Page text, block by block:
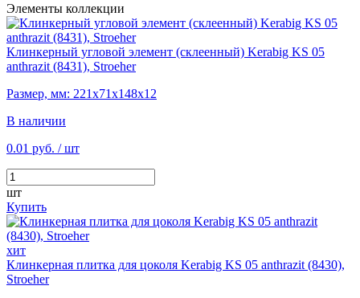
Элементы коллекции
Клинкерный угловой элемент (склеенный) Kerabig KS 05
anthrazit (8431), Stroeher
Размер, мм: 221х71х148х12
В наличии
0.01 руб. / шт
шт
Купить
хит
Клинкерная плитка для цоколя Kerabig KS 05 anthrazit (8430),
Stroeher